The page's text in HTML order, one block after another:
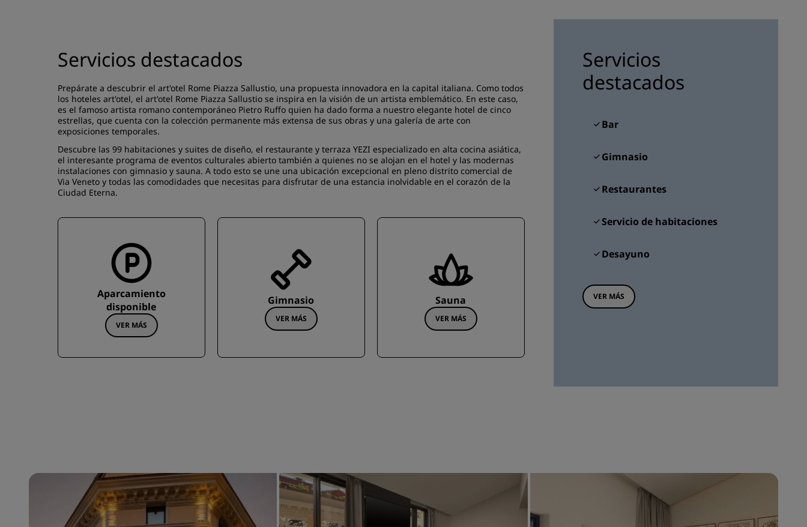
Servicios destacados
Prepárate a descubrir el art'otel Rome Piazza Sallustio, una propuesta innovadora en la capital italiana. Como todos
los hoteles art'otel, el art'otel Rome Piazza Sallustio se inspira en la visión de un artista emblemático. En este caso,
es el famoso artista romano contemporáneo Pietro Ruffo quien ha dado forma a nuestro elegante hotel de cinco
estrellas, que cuenta con la colección permanente más extensa de sus obras y una galería de arte con
exposiciones temporales.
Descubre las 99 habitaciones y suites de diseño, el restaurante y terraza YEZI especializado en alta cocina asiática,
el interesante programa de eventos culturales abierto también a quienes no se alojan en el hotel y las modernas
instalaciones con gimnasio y sauna. A todo esto se une una ubicación excepcional en pleno distrito comercial de
Via Veneto y todas las comodidades que necesitas para disfrutar de una estancia inolvidable en el corazón de la
Ciudad Eterna.
Aparcamiento
disponible
VER MÁS
Gimnasio
VER MÁS
Sauna
VER MÁS
Servicios
destacados
Bar
Gimnasio
Restaurantes
Servicio de habitaciones
Desayuno
VER MÁS